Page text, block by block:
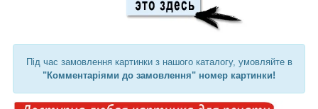
Під час замовлення картинки з нашого каталогу, умовляйте в
"Комментаріями до замовлення" номер картинки!